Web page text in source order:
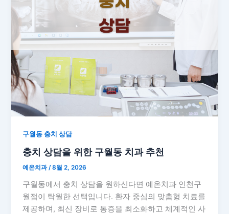
구월동 충치 상담
충치 상담을 위한 구월동 치과 추천
예온치과 /8월 2, 2026
구월동에서 충치 상담을 원하신다면 예온치과 인천구
월점이 탁월한 선택입니다. 환자 중심의 맞춤형 치료를
제공하며, 최신 장비로 통증을 최소화하고 체계적인 사